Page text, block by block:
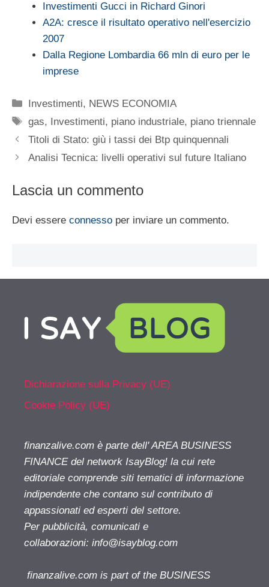
Investimenti Gucci in Richard Ginori
A2A: cresce il risultato operativo nell'esercizio
2007
Dalla Regione Lombardia 66 mln di euro per le
imprese
Categorie
Investimenti, NEWS ECONOMIA
Tag
gas, Investimenti, piano industriale, piano triennale
Titoli di Stato: giù i tassi dei Btp quinquennali
Analisi Tecnica: livelli operativi sul future Italiano
Lascia un commento
Devi essere connesso per inviare un commento.
Dichiarazione sulla Privacy (UE)
Cookie Policy (UE)
finanzalive.com è parte dell' AREA BUSINESS
FINANCE del network IsayBlog! la cui rete
editoriale comprende siti tematici di informazione
indipendente che contano sul contributo di
appassionati ed esperti del settore.
Per pubblicità, comunicati e
collaborazioni: info@isayblog.com
finanzalive.com is part of the BUSINESS